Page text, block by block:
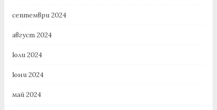
септември 2024
август 2024
юли 2024
юни 2024
май 2024